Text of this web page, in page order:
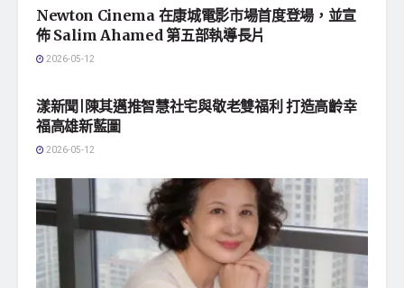
Newton Cinema 在康城電影市場首度登場，並宣
佈 Salim Ahamed 第五部執導長片
2026-05-12
漾新聞|陳其邁推智慧社宅與敬老雙福利 打造高齡幸
福高雄新藍圖
2026-05-12